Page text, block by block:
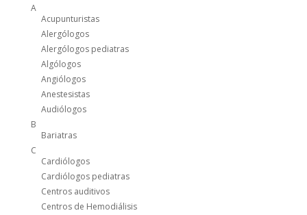
A
Acupunturistas
Alergólogos
Alergólogos pediatras
Algólogos
Angiólogos
Anestesistas
Audiólogos
B
Bariatras
C
Cardiólogos
Cardiólogos pediatras
Centros auditivos
Centros de Hemodiálisis